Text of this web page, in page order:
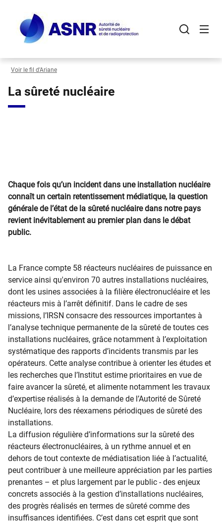
contenu
principal
Voir le fil d’Ariane
La sûreté nucléaire
Chaque fois qu’un incident dans une installation nucléaire
connaît un certain retentissement médiatique, la question
générale de l’état de la sûreté nucléaire dans notre pays
revient inévitablement au premier plan dans le débat
public.
La France compte 58 réacteurs nucléaires de puissance en
service ainsi qu'environ 70 autres installations nucléaires,
dont les usines associées à la filière électronucléaire et les
réacteurs mis à l’arrêt définitif. Dans le cadre de ses
missions, l’IRSN consacre des ressources importantes à
l’analyse technique permanente de la sûreté de toutes ces
installations nucléaires, grâce notamment à l’exploitation
systématique des rapports d’incidents transmis par les
opérateurs. Cette analyse contribue à orienter les études et
les recherches que l’Institut estime prioritaires en vue de
faire avancer la sûreté, et alimente notamment les travaux
d’expertise réalisés à la demande de l’Autorité de Sûreté
Nucléaire, lors des réexamens périodiques de sûreté des
installations.
La diffusion régulière d’informations sur la sûreté des
réacteurs électronucléaires, à un rythme annuel et en
dehors de tout contexte de médiatisation liée à l’actualité,
peut contribuer à une meilleure appréciation par les parties
prenantes – et plus largement par le public - des enjeux
concrets associés à la gestion d’installations nucléaires,
des progrès réalisés en termes de sûreté comme des
insuffisances identifiées. C’est dans cet esprit que sont